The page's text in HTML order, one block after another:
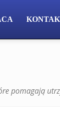
pomagają